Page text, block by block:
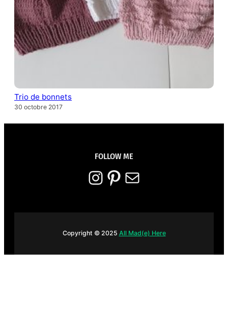
Trio de bonnets
30 octobre 2017
FOLLOW ME
Instagram Pinterest E-mail
Copyright © 2025 All Mad(e) Here